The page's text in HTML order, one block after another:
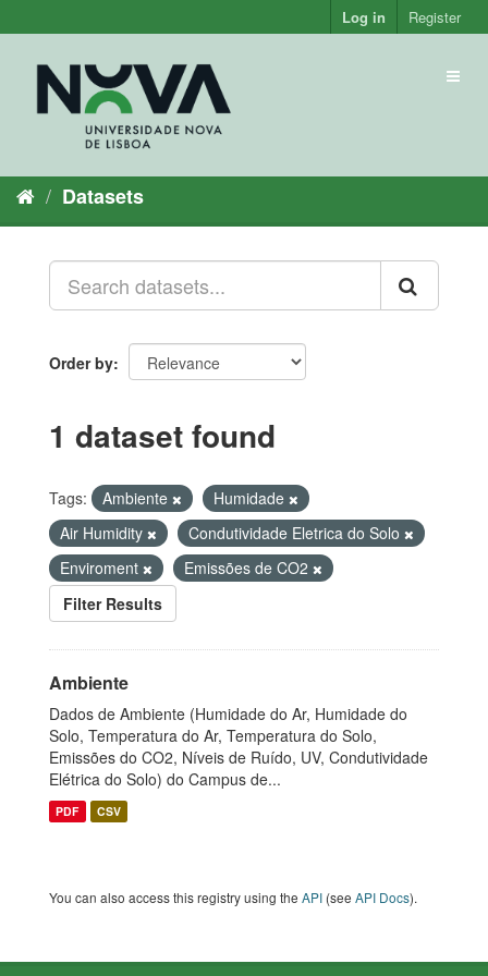
to
Log in Register
Datasets
Order by
1 dataset found
Tags: Ambiente
Humidade
Air Humidity
Condutividade Eletrica do Solo
Enviroment
Emissões de CO2
Filter Results
Ambiente
Dados de Ambiente (Humidade do Ar, Humidade do
Solo, Temperatura do Ar, Temperatura do Solo,
Emissões do CO2, Níveis de Ruído, UV, Condutividade
Elétrica do Solo) do Campus de...
PDF CSV
You can also access this registry using the API (see API Docs).